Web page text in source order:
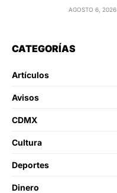
AGOSTO 6, 2026
CATEGORÍAS
Artículos
Avisos
CDMX
Cultura
Deportes
Dinero